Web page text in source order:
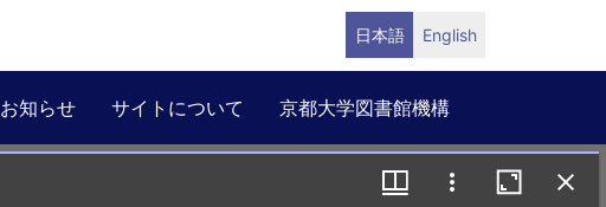
日本語 English
お知らせ サイトについて 京都大学図書館機構